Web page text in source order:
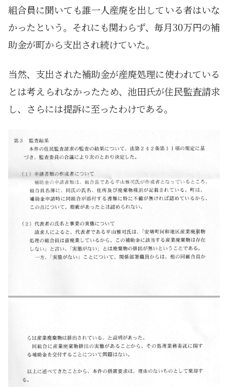
組合員に聞いても誰一人産廃を出している者はいな
かったという。それにも関わらず、毎月30万円の補
助金が町から支出され続けていた。
当然、支出された補助金が産廃処理に使われている
とは考えられなかったため、池田氏が住民監査請求
し、さらには提訴に至ったわけである。